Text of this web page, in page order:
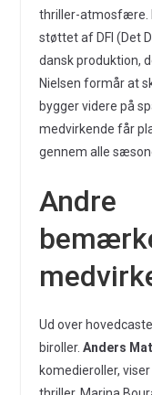
thriller-atmosfære.
støttet af DFI (Det
dansk produktion,
Nielsen formår at
bygger videre på
medvirkende får
gennem alle
Andre
Ud over
biroller. Anders
komedieroller,